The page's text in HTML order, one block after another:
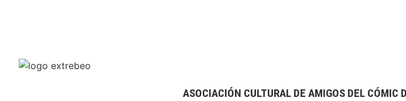
ASOCIACIÓN CULTURAL DE AMIGOS DEL CÓMIC